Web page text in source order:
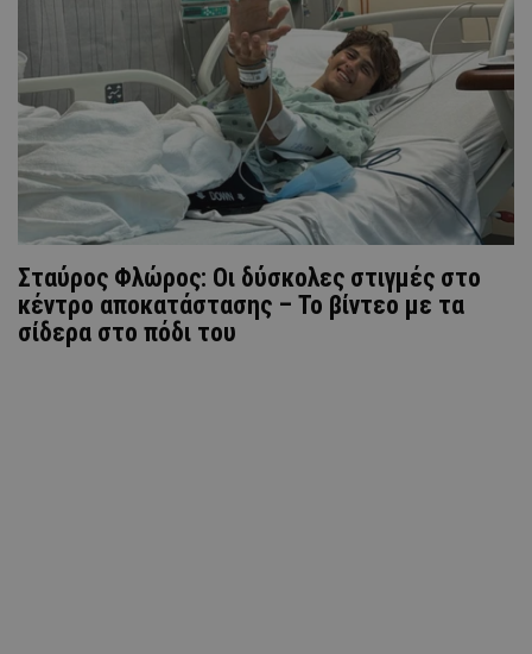
Σταύρος Φλώρος: Οι δύσκολες στιγμές στο
κέντρο αποκατάστασης – Το βίντεο με τα
σίδερα στο πόδι του